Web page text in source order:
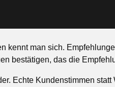
kennt man sich.
bestätigen, das die
Echte Kundenstimmen